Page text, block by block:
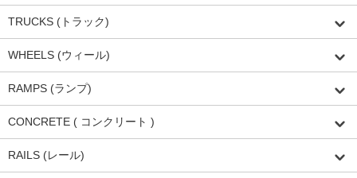
TRUCKS (トラック)
WHEELS (ウィール)
RAMPS (ランプ)
CONCRETE ( コンクリート )
RAILS (レール)